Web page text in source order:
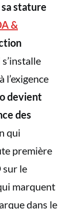
stature
&
l’exigence
devient
des
qui
première
sur le
marquent
dans le